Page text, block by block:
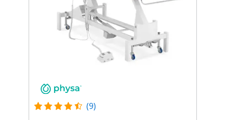
(9)